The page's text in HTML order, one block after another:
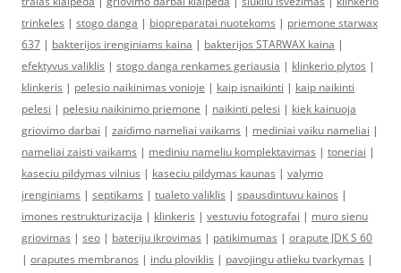
trinkeles | stogo danga | biopreparatai nuotekoms | priemone starwax
637 | bakterijos irenginiams kaina | bakterijos STARWAX kaina |
efektyvus valiklis | stogo danga renkames geriausia | klinkerio plytos |
klinkeris | pelesio naikinimas vonioje | kaip isnaikinti | kaip naikinti
pelesi | pelesiu naikinimo priemone | naikinti pelesi | kiek kainuoja
griovimo darbai | zaidimo nameliai vaikams | mediniai vaiku nameliai |
nameliai zaisti vaikams | mediniu nameliu komplektavimas | toneriai |
kaseciu pildymas vilnius | kaseciu pildymas kaunas | valymo
įrenginiams | septikams | tualeto valiklis | spausdintuvu kainos |
imones restrukturizacija | klinkeris | vestuviu fotografai | muro sienu
griovimas | seo | bateriju ikrovimas | patikimumas | orapute JDK S 60
| oraputes membranos | indu ploviklis | pavojingu atlieku tvarkymas |